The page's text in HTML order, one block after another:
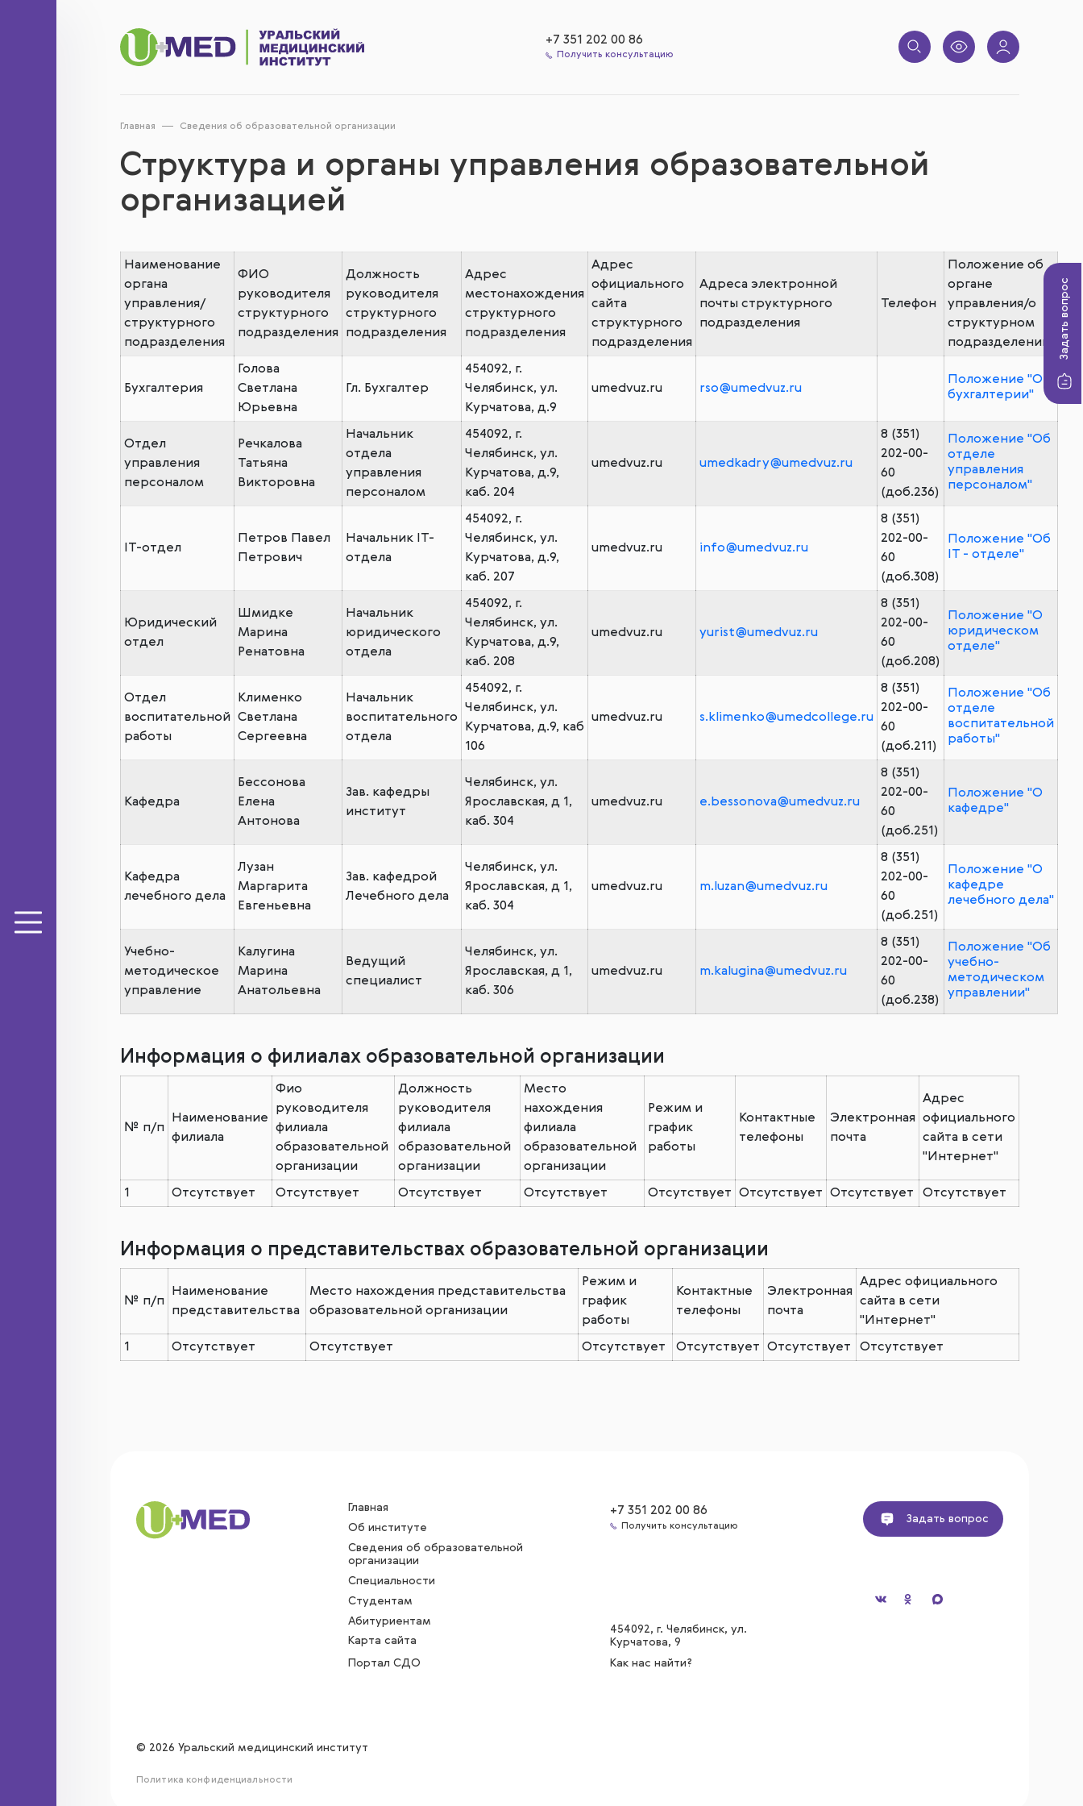
Задать вопрос
+7 351 202 00 86
Получить консультацию
Главная Сведения об образовательной организации
Структура и органы управления образовательной
организацией
Наименование
органа
управления/
структурного
подразделения
ФИО
руководителя
структурного
подразделения
Должность
руководителя
структурного
подразделения
Адрес
местонахождения
структурного
подразделения
Адрес
официального
сайта
структурного
подразделения
Адреса электронной
почты структурного
подразделения
Телефон
Положение об
органе
управления/о
структурном
подразделении
Бухгалтерия
Голова
Светлана
Юрьевна
Гл. Бухгалтер
454092, г.
Челябинск, ул.
Курчатова, д.9
umedvuz.ru rso@umedvuz.ru
Положение "О
бухгалтерии"
Отдел
управления
персоналом
Речкалова
Татьяна
Викторовна
Начальник
отдела
управления
персоналом
454092, г.
Челябинск, ул.
Курчатова, д.9,
каб. 204
umedvuz.ru umedkadry@umedvuz.ru
8 (351)
202-00-
60
(доб.236)
Положение "Об
отделе
управления
персоналом"
IT-отдел
Петров Павел
Петрович
Начальник IT-
отдела
454092, г.
Челябинск, ул.
Курчатова, д.9,
каб. 207
umedvuz.ru info@umedvuz.ru
8 (351)
202-00-
60
(доб.308)
Положение "Об
IT - отделе"
Юридический
отдел
Шмидке
Марина
Ренатовна
Начальник
юридического
отдела
454092, г.
Челябинск, ул.
Курчатова, д.9,
каб. 208
umedvuz.ru yurist@umedvuz.ru
8 (351)
202-00-
60
(доб.208)
Положение "О
юридическом
отделе"
Отдел
воспитательной
работы
Клименко
Светлана
Сергеевна
Начальник
воспитательного
отдела
454092, г.
Челябинск, ул.
Курчатова, д.9, каб
106
umedvuz.ru s.klimenko@umedcollege.ru
8 (351)
202-00-
60
(доб.211)
Положение "Об
отделе
воспитательной
работы"
Кафедра
Бессонова
Елена
Антонова
Зав. кафедры
институт
Челябинск, ул.
Ярославская, д 1,
каб. 304
umedvuz.ru e.bessonova@umedvuz.ru
8 (351)
202-00-
60
(доб.251)
Положение "О
кафедре"
Кафедра
лечебного дела
Лузан
Маргарита
Евгеньевна
Зав. кафедрой
Лечебного дела
Челябинск, ул.
Ярославская, д 1,
каб. 304
umedvuz.ru m.luzan@umedvuz.ru
8 (351)
202-00-
60
(доб.251)
Положение "О
кафедре
лечебного дела"
Учебно-
методическое
управление
Калугина
Марина
Анатольевна
Ведущий
специалист
Челябинск, ул.
Ярославская, д 1,
каб. 306
umedvuz.ru m.kalugina@umedvuz.ru
8 (351)
202-00-
60
(доб.238)
Положение "Об
учебно-
методическом
управлении"
Информация о филиалах образовательной организации
№ п/п
Наименование
филиала
Фио
руководителя
филиала
образовательной
организации
Должность
руководителя
филиала
образовательной
организации
Место
нахождения
филиала
образовательной
организации
Режим и
график
работы
Контактные
телефоны
Электронная
почта
Адрес
официального
сайта в сети
"Интернет"
1 Отсутствует Отсутствует Отсутствует Отсутствует Отсутствует Отсутствует Отсутствует Отсутствует
Информация о представительствах образовательной организации
№ п/п
Наименование
представительства
Место нахождения представительства
образовательной организации
Режим и
график
работы
Контактные
телефоны
Электронная
почта
Адрес официального
сайта в сети
"Интернет"
1 Отсутствует Отсутствует Отсутствует Отсутствует Отсутствует Отсутствует
Главная
Об институте
Сведения об образовательной
организации
Специальности
Студентам
Абитуриентам
Карта сайта
Портал СДО
+7 351 202 00 86
Получить консультацию
454092, г. Челябинск, ул.
Курчатова, 9
Как нас найти?
Задать вопрос
© 2026 Уральский медицинский институт
Политика конфиденциальности